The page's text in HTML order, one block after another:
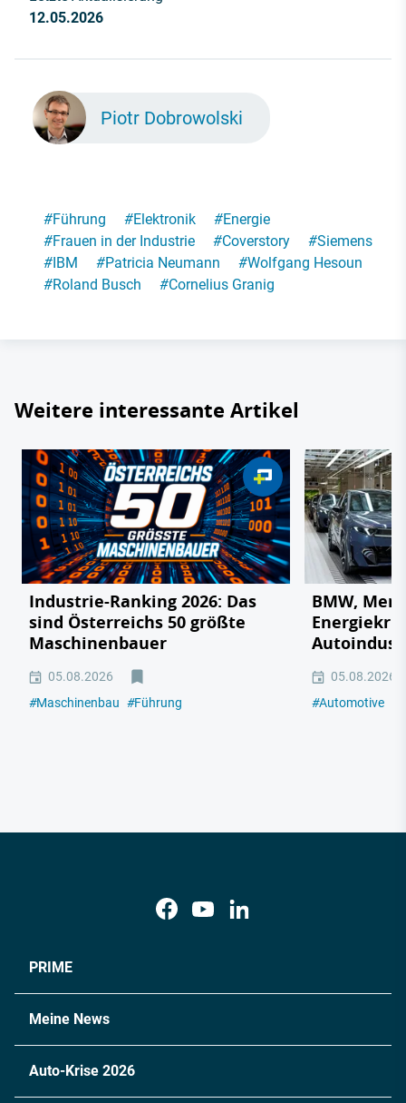
12.05.2026
Piotr Dobrowolski
#Führung #Elektronik #Energie
#Frauen in der Industrie #Coverstory #Siemens
#IBM #Patricia Neumann #Wolfgang Hesoun
#Roland Busch #Cornelius Granig
Weitere interessante Artikel
Industrie-Ranking 2026: Das
sind Österreichs 50 größte
Maschinenbauer
05.08.2026
#Maschinenbau #Führung
BMW,
05.08.2026
#Automotive
PRIME
Meine News
Auto-Krise 2026